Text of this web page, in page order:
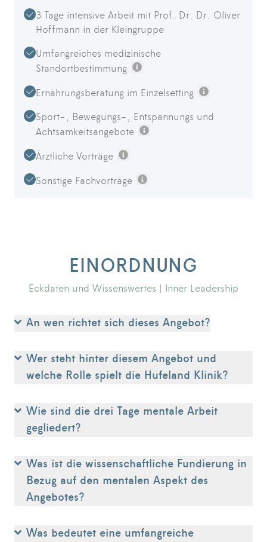
3 Tage intensive Arbeit mit Prof. Dr. Dr. Oliver
Hoffmann in der Kleingruppe
Umfangreiches medizinische
Standortbestimmung
Ernährungsberatung im Einzelsetting
Sport-, Bewegungs-, Entspannungs und
Achtsamkeitsangebote
Ärztliche Vorträge
Sonstige Fachvorträge
EINORDNUNG
Eckdaten und Wissenswertes | Inner Leadership
An wen richtet sich dieses Angebot?
Wer steht hinter diesem Angebot und
welche Rolle spielt die Hufeland Klinik?
Wie sind die drei Tage mentale Arbeit
gegliedert?
Was ist die wissenschaftliche Fundierung in
Bezug auf den mentalen Aspekt des
Angebotes?
Was bedeutet eine umfangreiche